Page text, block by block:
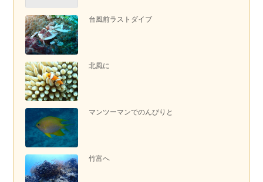
台風前ラストダイブ
北風に
マンツーマンでのんびりと
竹富へ